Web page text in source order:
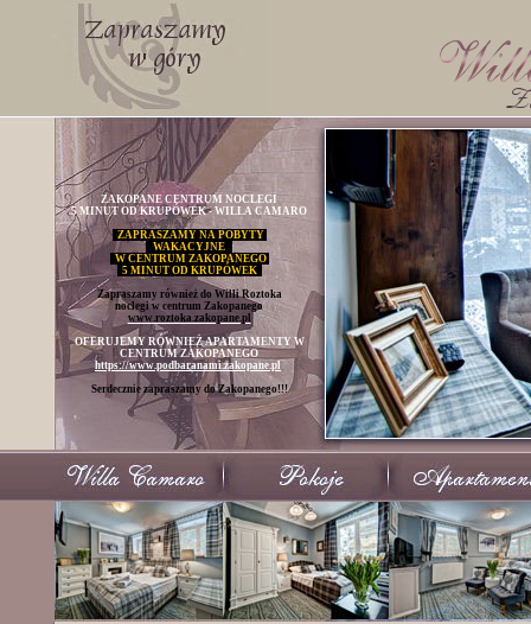
ZAKOPANE CENTRUM NOCLEGI
5 MINUT OD KRUPÓWEK - WILLA CAMARO
ZAPRASZAMY NA POBYTY
WAKACYJNE
W CENTRUM ZAKOPANEGO
5 MINUT OD KRUPÓWEK
Zapraszamy również do Willi Roztoka
noclegi w centrum Zakopanego
www.roztoka.zakopane.pl
OFERUJEMY RÓWNIEŻ APARTAMENTY W
CENTRUM ZAKOPANEGO
https://www.podbaranami.zakopane.pl
Serdecznie zapraszamy do Zakopanego!!!